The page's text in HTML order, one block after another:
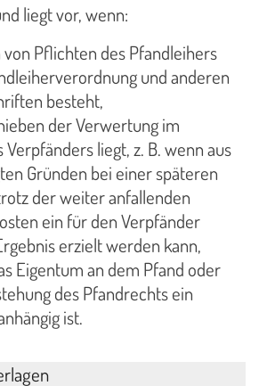
liegt vor, wenn:
von Pflichten des Pfandleihers
und anderen
besteht,
der Verwertung im
Verpfänders liegt, z. B. wenn aus
Gründen bei einer späteren
der weiter anfallenden
ein für den Verpfänder
erzielt werden kann,
Eigentum an dem Pfand oder
des Pfandrechts ein
ist.